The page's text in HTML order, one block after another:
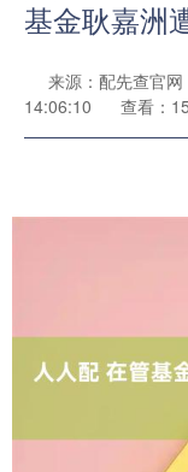
基金耿嘉洲
来源：配先查官网
14:06:10
查看：